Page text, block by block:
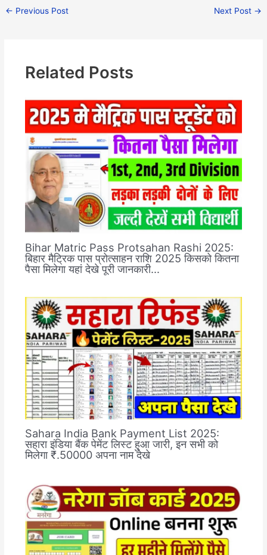
← Previous Post Next Post →
Related Posts
Bihar Matric Pass Protsahan Rashi 2025:
बिहार मैट्रिक पास प्रोत्साहन राशि 2025 किसको कितना
पैसा मिलेगा यहां देखे पूरी जानकारी…
Sahara India Bank Payment List 2025:
सहारा इंडिया बैंक पेमेंट लिस्ट हुआ जारी, इन सभी को
मिलेगा ₹.50000 अपना नाम देखे